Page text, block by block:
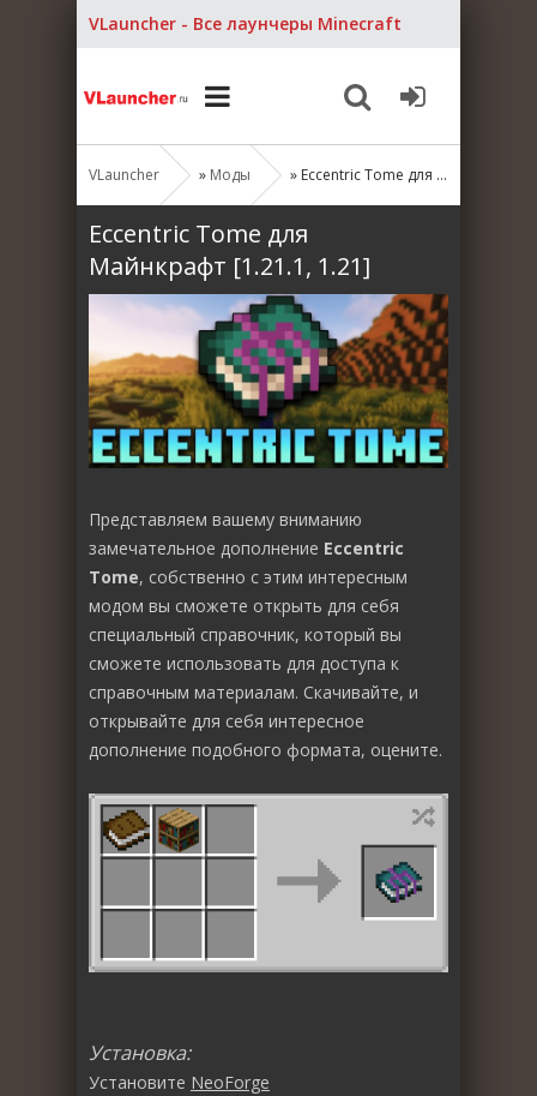
VLauncher - Все лаунчеры Minecraft
VLauncher » Моды » Eccentric Tome для Майнкрафт [1.21.1, 1.21]
Eccentric Tome для
Майнкрафт [1.21.1, 1.21]
Представляем вашему вниманию
замечательное дополнение Eccentric
Tome, собственно с этим интересным
модом вы сможете открыть для себя
специальный справочник, который вы
сможете использовать для доступа к
справочным материалам. Скачивайте, и
открывайте для себя интересное
дополнение подобного формата, оцените.
Установка:
Установите NeoForge